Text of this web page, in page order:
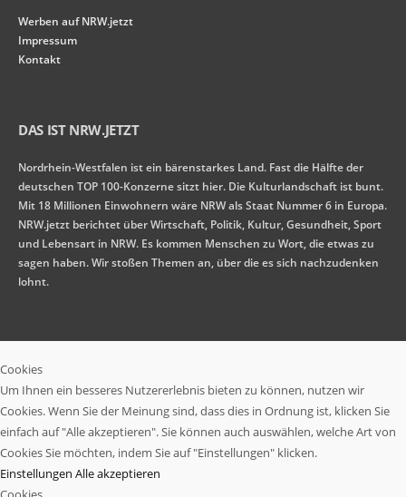
Werben auf NRW.jetzt
Impressum
Kontakt
DAS IST NRW.JETZT
Nordrhein-Westfalen ist ein bärenstarkes Land. Fast die Hälfte der
deutschen TOP 100-Konzerne sitzt hier. Die Kulturlandschaft ist bunt.
Mit 18 Millionen Einwohnern wäre NRW als Staat Nummer 6 in Europa.
NRW.jetzt berichtet über Wirtschaft, Politik, Kultur, Gesundheit, Sport
und Lebensart in NRW. Es kommen Menschen zu Wort, die etwas zu
sagen haben. Wir stoßen Themen an, über die es sich nachzudenken
lohnt.
Cookies
Um Ihnen ein besseres Nutzererlebnis bieten zu können, nutzen wir
Cookies. Wenn Sie der Meinung sind, dass dies in Ordnung ist, klicken Sie
einfach auf "Alle akzeptieren". Sie können auch auswählen, welche Art von
Cookies Sie möchten, indem Sie auf "Einstellungen" klicken.
Einstellungen Alle akzeptieren